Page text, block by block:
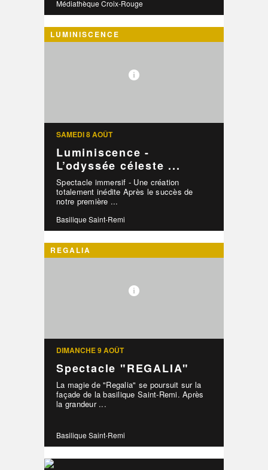
Médiathèque Croix-Rouge
LUMINISCENCE
SAMEDI 8 AOÛT
Luminiscence -
L’odyssée céleste ...
Spectacle immersif - Une création
totalement inédite Après le succès de
notre première ...
Basilique Saint-Remi
REGALIA
DIMANCHE 9 AOÛT
Spectacle "REGALIA"
La magie de "Regalia" se poursuit sur la
façade de la basilique Saint-Remi. Après
la grandeur ...
Basilique Saint-Remi